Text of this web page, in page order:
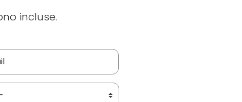
incluse.